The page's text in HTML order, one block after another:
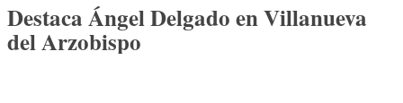
Destaca Ángel Delgado en Villanueva
del Arzobispo